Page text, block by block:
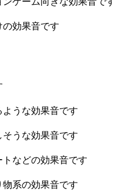
の効果音です
うな効果音です
うな効果音です
などの効果音です
系の効果音です